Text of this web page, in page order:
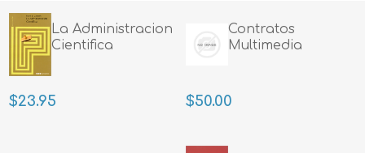
La Administracion
Cientifica
$23.95
Contratos
Multimedia
$50.00